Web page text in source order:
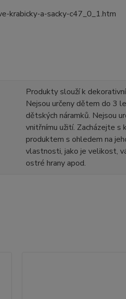
krabicky-a-sacky-c47_0_1.htm
Produkty slouží k
Nejsou určeny dětem do 3
dětských náramků. Nejsou
vnitřnímu užití. Zacházejte s
produktem s ohledem na
vlastnosti, jako je velikost,
ostré hrany apod.